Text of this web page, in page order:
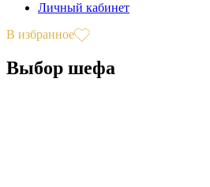
Личный кабинет
В избранное
Выбор шефа